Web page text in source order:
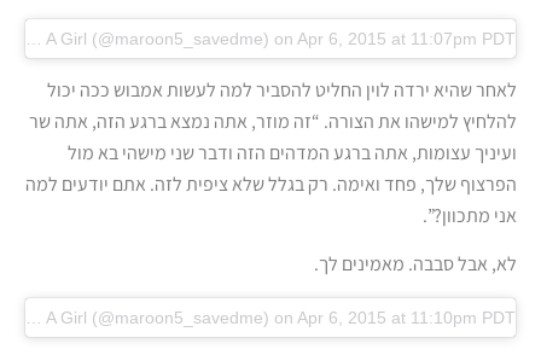
A video posted by A Girl (@maroon5_savedme) on Apr 6, 2015 at 11:07pm PDT
לאחר שהיא ירדה לוין החליט להסביר למה לעשות אמבוש ככה יכול
להלחיץ למישהו את הצורה. “זה מוזר, אתה נמצא ברגע הזה, אתה שר
ועיניך עצומות, אתה ברגע המדהים הזה ודבר שני מישהי בא מול
הפרצוף שלך, פחד ואימה. רק בגלל שלא ציפית לזה. אתם יודעים למה
אני מתכוון?”.
לא, אבל סבבה. מאמינים לך.
A video posted by A Girl (@maroon5_savedme) on Apr 6, 2015 at 11:10pm PDT